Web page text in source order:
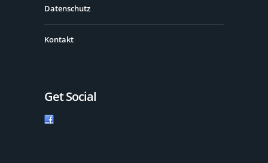
Datenschutz
Kontakt
Get Social